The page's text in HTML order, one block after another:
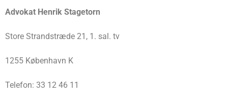
Advokat Henrik Stagetorn
Store Strandstræde 21, 1. sal. tv
1255 København K
Telefon: 33 12 46 11